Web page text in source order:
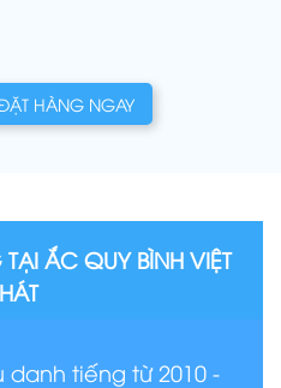
HÀNG NGAY
ẮC QUY BÌNH VIỆT
danh tiếng từ 2010 -